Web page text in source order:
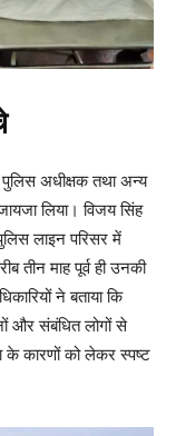
अधीक्षक तथा अन्य
लिया। विजय सिंह
लाइन परिसर में
तीन माह पूर्व ही उनकी
ने बताया कि
और संबंधित लोगों से
के कारणों को लेकर स्पष्ट